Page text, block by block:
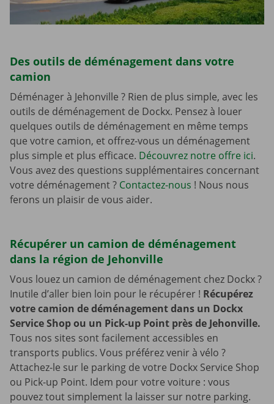
Des outils de déménagement dans votre
camion
Déménager à Jehonville ? Rien de plus simple, avec les
outils de déménagement de Dockx. Pensez à louer
quelques outils de déménagement en même temps
que votre camion, et offrez-vous un déménagement
plus simple et plus efficace. Découvrez notre offre ici.
Vous avez des questions supplémentaires concernant
votre déménagement ? Contactez-nous ! Nous nous
ferons un plaisir de vous aider.
Récupérer un camion de déménagement
dans la région de Jehonville
Vous louez un camion de déménagement chez Dockx ?
Inutile d’aller bien loin pour le récupérer ! Récupérez
votre camion de déménagement dans un Dockx
Service Shop ou un Pick-up Point près de Jehonville.
Tous nos sites sont facilement accessibles en
transports publics. Vous préférez venir à vélo ?
Attachez-le sur le parking de votre Dockx Service Shop
ou Pick-up Point. Idem pour votre voiture : vous
pouvez tout simplement la laisser sur notre parking.